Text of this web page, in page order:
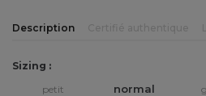
Description
Sizing :
petit
normal